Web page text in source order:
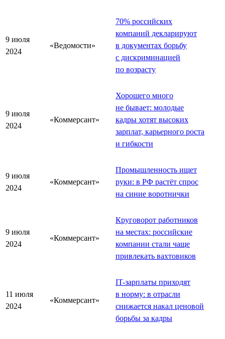
9 июля
2024
«Ведомости»
70% российских
компаний декларируют
в документах борьбу
с дискриминацией
по возрасту
9 июля
2024
«Коммерсант»
Хорошего много
не бывает: молодые
кадры хотят высоких
зарплат, карьерного роста
и гибкости
9 июля
2024
«Коммерсант»
Промышленность ищет
руки: в РФ растёт спрос
на синие воротнички
9 июля
2024
«Коммерсант»
Круговорот работников
на местах: российские
компании стали чаще
привлекать вахтовиков
11 июля
2024
«Коммерсант»
IT-зарплаты приходят
в норму: в отрасли
снижается накал ценовой
борьбы за кадры